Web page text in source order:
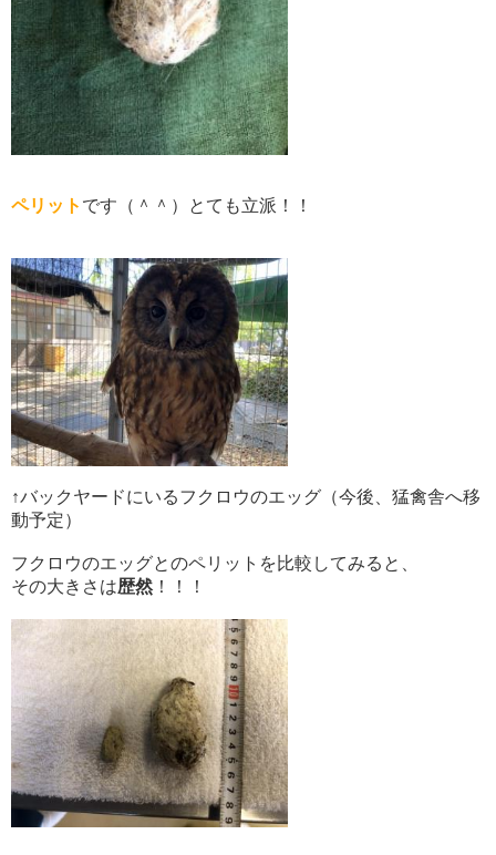
ペリット です（＾＾）とても立派！！
↑バックヤードにいるフクロウのエッグ（今後、猛禽舎へ移
動予定）
フクロウのエッグとのペリットを比較してみると、
その大きさは歴然！！！